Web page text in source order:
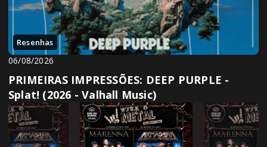
Resenhas
06/08/2026
PRIMEIRAS IMPRESSÕES: DEEP PURPLE -
Splat! (2026 - Valhall Music)